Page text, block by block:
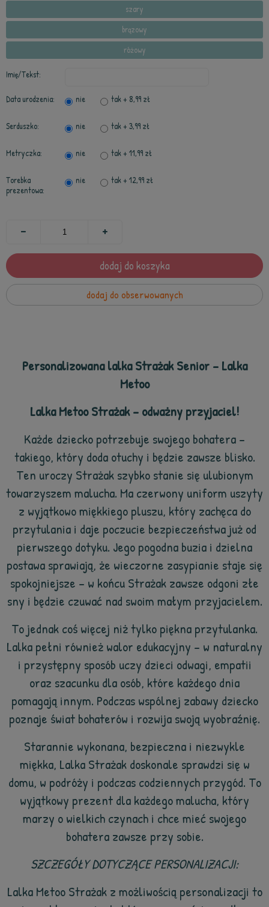
szary
brązowy
różowy
Imię/Tekst:
Data urodzenia: nie tak+ 8,99 zł
Serduszko: nie tak+ 3,99 zł
Metryczka: nie tak+ 11,99 zł
Torebka
prezentowa:
nie tak+ 12,99 zł
dodaj do koszyka
dodaj do obserwowanych
Personalizowana lalka Strażak Senior – Lalka
Metoo
Lalka Metoo Strażak – odważny przyjaciel!
Każde dziecko potrzebuje swojego bohatera –
takiego, który doda otuchy i będzie zawsze blisko.
Ten uroczy Strażak szybko stanie się ulubionym
towarzyszem malucha. Ma czerwony uniform uszyty
z wyjątkowo miękkiego pluszu, który zachęca do
przytulania i daje poczucie bezpieczeństwa już od
pierwszego dotyku. Jego pogodna buzia i dzielna
postawa sprawiają, że wieczorne zasypianie staje się
spokojniejsze – w końcu Strażak zawsze odgoni złe
sny i będzie czuwać nad swoim małym przyjacielem.
To jednak coś więcej niż tylko piękna przytulanka.
Lalka pełni również walor edukacyjny – w naturalny
i przystępny sposób uczy dzieci odwagi, empatii
oraz szacunku dla osób, które każdego dnia
pomagają innym. Podczas wspólnej zabawy dziecko
poznaje świat bohaterów i rozwija swoją wyobraźnię.
Starannie wykonana, bezpieczna i niezwykle
miękka, Lalka Strażak doskonale sprawdzi się w
domu, w podróży i podczas codziennych przygód. To
wyjątkowy prezent dla każdego malucha, który
marzy o wielkich czynach i chce mieć swojego
bohatera zawsze przy sobie.
SZCZEGÓŁY DOTYCZĄCE PERSONALIZACJI:
Lalka Metoo Strażak z możliwością personalizacji to